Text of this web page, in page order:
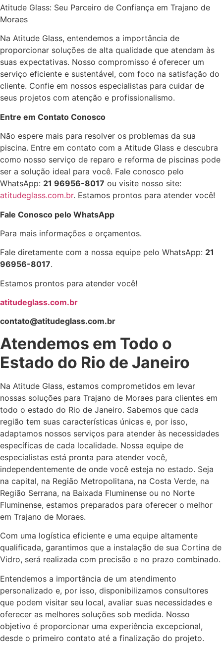
Atitude Glass: Seu Parceiro de Confiança em Trajano de
Moraes
Na Atitude Glass, entendemos a importância de
proporcionar soluções de alta qualidade que atendam às
suas expectativas. Nosso compromisso é oferecer um
serviço eficiente e sustentável, com foco na satisfação do
cliente. Confie em nossos especialistas para cuidar de
seus projetos com atenção e profissionalismo.
Entre em Contato Conosco
Não espere mais para resolver os problemas da sua
piscina. Entre em contato com a Atitude Glass e descubra
como nosso serviço de reparo e reforma de piscinas pode
ser a solução ideal para você. Fale conosco pelo
WhatsApp: 21 96956-8017 ou visite nosso site:
atitudeglass.com.br. Estamos prontos para atender você!
Fale Conosco pelo WhatsApp
Para mais informações e orçamentos.
Fale diretamente com a nossa equipe pelo WhatsApp: 21
96956-8017.
Estamos prontos para atender você!
atitudeglass.com.br
contato@atitudeglass.com.br
Atendemos em Todo o
Estado do Rio de Janeiro
Na Atitude Glass, estamos comprometidos em levar
nossas soluções para Trajano de Moraes para clientes em
todo o estado do Rio de Janeiro. Sabemos que cada
região tem suas características únicas e, por isso,
adaptamos nossos serviços para atender às necessidades
específicas de cada localidade. Nossa equipe de
especialistas está pronta para atender você,
independentemente de onde você esteja no estado. Seja
na capital, na Região Metropolitana, na Costa Verde, na
Região Serrana, na Baixada Fluminense ou no Norte
Fluminense, estamos preparados para oferecer o melhor
em Trajano de Moraes.
Com uma logística eficiente e uma equipe altamente
qualificada, garantimos que a instalação de sua Cortina de
Vidro, será realizada com precisão e no prazo combinado.
Entendemos a importância de um atendimento
personalizado e, por isso, disponibilizamos consultores
que podem visitar seu local, avaliar suas necessidades e
oferecer as melhores soluções sob medida. Nosso
objetivo é proporcionar uma experiência excepcional,
desde o primeiro contato até a finalização do projeto.